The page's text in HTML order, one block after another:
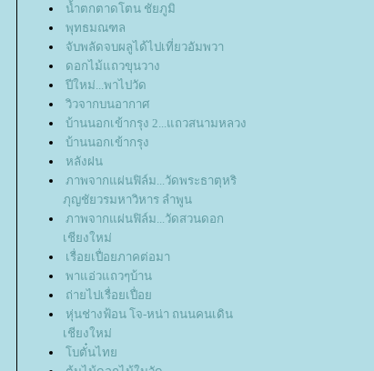
น้ำตกตาดโตน ชัยภูมิ
พุทธมณฑล
จับพลัดจบผลูได้ไปเที่ยวอัมพวา
ดอกไม้แถวขุนวาง
ปีใหม่...พาไปวัด
วิวจากบนอากาศ
บ้านนอกเข้ากรุง 2...แถวสนามหลวง
บ้านนอกเข้ากรุง
หลังฝน
ภาพจากแผ่นฟิล์ม...วัดพระธาตุหริ
ภุญชัยวรมหาวิหาร ลำพูน
ภาพจากแผ่นฟิล์ม...วัดสวนดอก
เชียงใหม่
เรื่อยเปื่อยภาคต่อมา
พาแอ่วแถวๆบ้าน
ถ่ายไปเรื่อยเปื่อ
หุ่นช่างฟ้อน โจ-หน่า ถนนคนเดิน
เชียงใหม่
บตั๋นไท